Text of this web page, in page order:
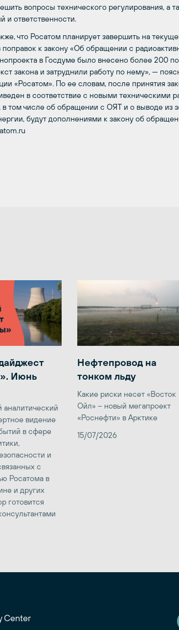
вопросы технического регулирования, а
и ответственности.
что Росатом планирует завершить на
к закону «Об обращении с
в Госдуме было внесено более 200
закона и затруднили работу по нему», —
«Росатом». По ее словам, после принятия
в соответствие с новыми техническими
том числе об обращении с ОЯТ и о выводе из
будут дополнениями к закону об
Июнь
видение
в сфере
и
с
Росатома в
и других
готовится
Нефтепровод на
тонком льду
Какие риски несет «Восток
Ойл» – новый мегапроект
«Роснефти» в Арктике
15/07/2026
Center